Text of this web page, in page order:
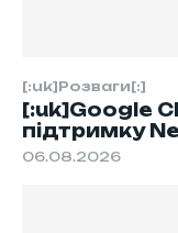
[:uk]Розваги[:]
[:uk]Google
підтримку
06.08.2026